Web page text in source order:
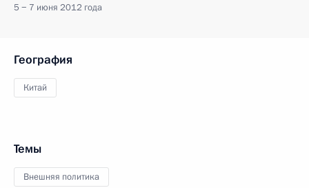
5 − 7 июня 2012 года
География
Китай
Темы
Внешняя политика